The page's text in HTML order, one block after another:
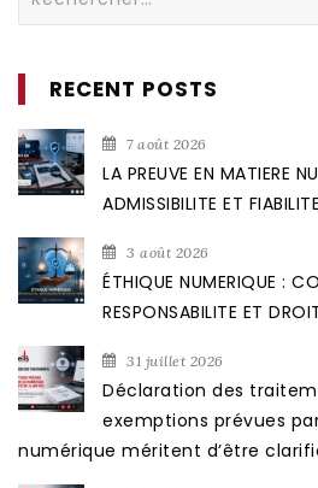
RECENT POSTS
7 août 2026
LA PREUVE EN MATIERE
ADMISSIBILITE ET FIABILITE
3 août 2026
ÉTHIQUE NUMERIQUE :
RESPONSABILITE ET
31 juillet 2026
Déclaration des
exemptions prévues
numérique méritent d’être